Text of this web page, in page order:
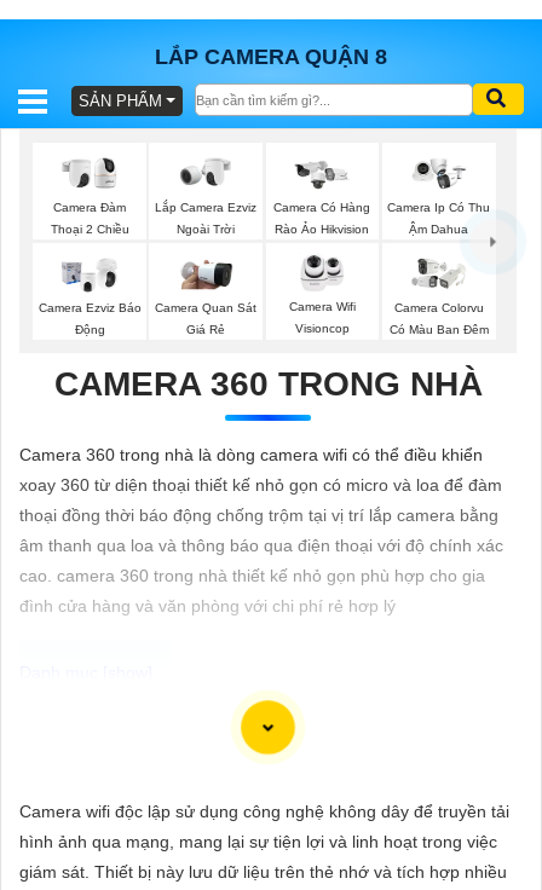
LẮP CAMERA QUẬN 8
BÁO
TRỌN
GÓI
SẢN
TƯ
VẤN
LẮP
ĐẶT
SẢN PHẨM
Camera Đàm
Thoại 2 Chiều
Lắp Camera Ezviz
Ngoài Trời
Camera Có Hàng
Rào Ảo Hikvision
Camera Ip Có Thu
Ậm Dahua
Camera Ezviz Báo
Động
Camera Quan Sát
Giá Rẻ
Camera Wifi
Visioncop
Camera Colorvu
Có Màu Ban Đêm
CAMERA 360 TRONG NHÀ
Camera 360 trong nhà là dòng camera wifi có thể điều khiển
xoay 360 từ diện thoại thiết kế nhỏ gọn có micro và loa để đàm
thoại đồng thời báo động chống trộm tại vị trí lắp camera bằng
âm thanh qua loa và thông báo qua điện thoại với độ chính xác
cao. camera 360 trong nhà thiết kế nhỏ gọn phù hợp cho gia
đình cửa hàng và văn phòng với chi phí rẻ hơp lý
Camera IP Full Color Công nghệ phù hợp sử dụng trong các môi
Camera wifi độc lập sử dụng công nghệ không dây để truyền tải
hình ảnh qua mạng, mang lại sự tiện lợi và linh hoạt trong việc
giám sát. Thiết bị này lưu dữ liệu trên thẻ nhớ và tích hợp nhiều